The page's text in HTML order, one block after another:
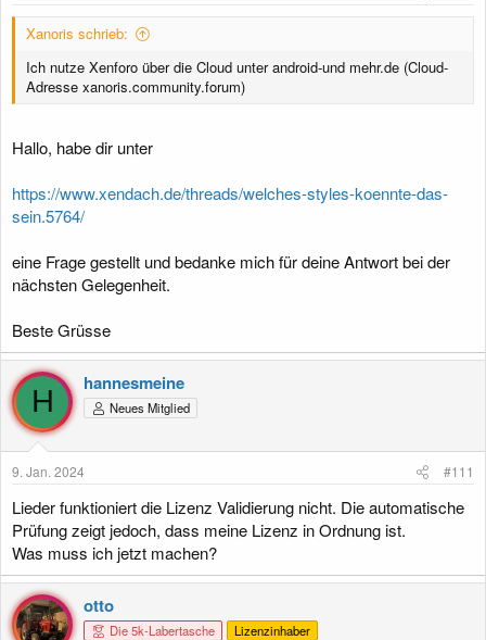
Xanoris schrieb:
Ich nutze Xenforo über die Cloud unter android-und mehr.de (Cloud-
Adresse xanoris.community.forum)
Hallo, habe dir unter
https://www.xendach.de/threads/welches-styles-koennte-das-
sein.5764/
eine Frage gestellt und bedanke mich für deine Antwort bei der
nächsten Gelegenheit.
Beste Grüsse
H
hannesmeine
Neues Mitglied
9. Jan. 2024 #111
Lieder funktioniert die Lizenz Validierung nicht. Die automatische
Prüfung zeigt jedoch, dass meine Lizenz in Ordnung ist.
Was muss ich jetzt machen?
otto
Die 5k-Labertasche Lizenzinhaber